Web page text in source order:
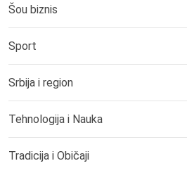
Šou biznis
Sport
Srbija i region
Tehnologija i Nauka
Tradicija i Običaji